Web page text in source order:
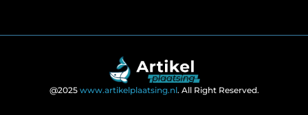
@2025 www.artikelplaatsing.nl. All Right Reserved.